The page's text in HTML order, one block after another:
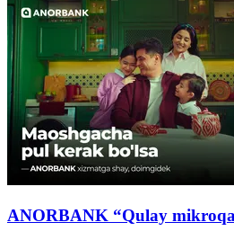
ANORBANK “Qulay